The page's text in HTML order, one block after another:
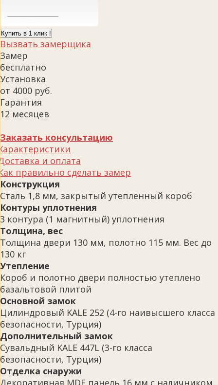
Купить в 1 клик !
Вызвать замерщика
Замер
бесплатно
Установка
от 4000 руб.
Гарантия
12 месяцев
Заказать консультацию
и оплата
правильно сделать замер
Конструкция
Сталь 1,8 мм, закрытый утепленный короб
Контуры уплотнения
3 контура (1 магнитный) уплотнения
Толщина, вес
Толщина двери 130 мм, полотно 115 мм. Вес до
130 кг
Утепление
Короб и полотно двери полностью утеплено
базальтовой плитой
Основной замок
Цилиндровый KALE 252 (4-го наивысшего класса
безопасности, Турция)
Дополнительный замок
Сувальдный KALE 447L (3-го класса
безопасности, Турция)
Отделка снаружи